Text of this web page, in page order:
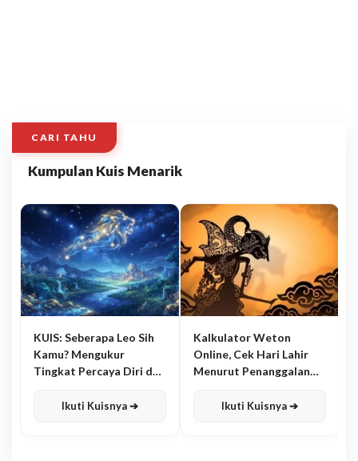
CARI TAHU
Kumpulan Kuis Menarik
KUIS: Seberapa Leo Sih
Kamu? Mengukur
Tingkat Percaya Diri dan
Ikuti Kuisnya ➔
Kalkulator Weton
Online, Cek Hari Lahir
Menurut Penanggalan
Ikuti Kuisnya ➔